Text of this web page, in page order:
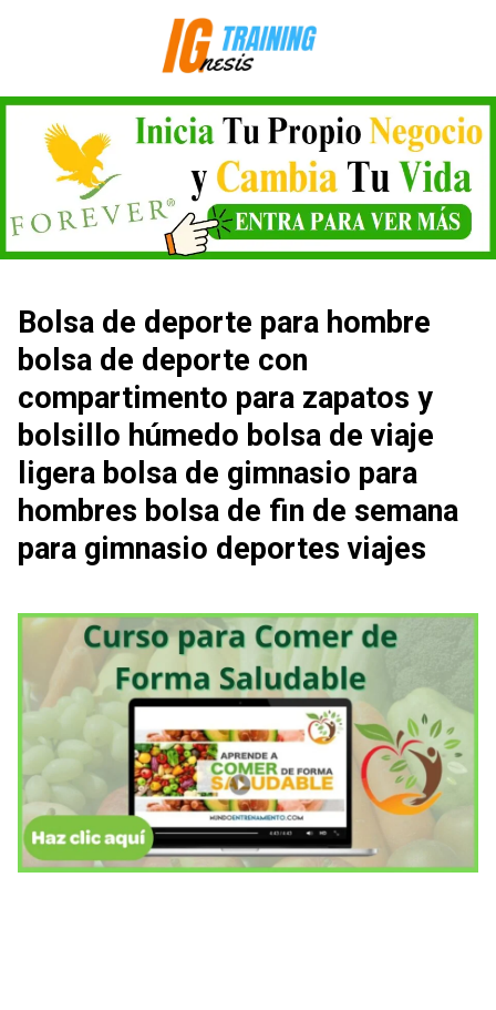
Bolsa de deporte para hombre
bolsa de deporte con
compartimento para zapatos y
bolsillo húmedo bolsa de viaje
ligera bolsa de gimnasio para
hombres bolsa de fin de semana
para gimnasio deportes viajes